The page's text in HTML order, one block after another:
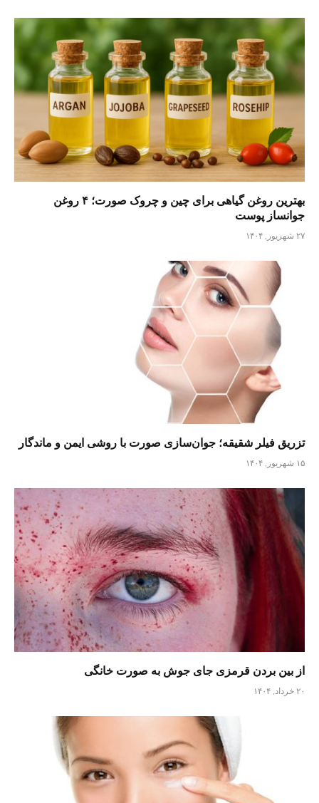
بهترین روغن گیاهی برای چین و چروک صورت؛ ۴ روغن
جوانساز پوست
۲۷ شهریور, ۱۴۰۴
تزریق فیلر شقیقه؛ جوان‌سازی صورت با روشی ایمن و ماندگار
۱۵ شهریور, ۱۴۰۴
از بین بردن قرمزی جای جوش به صورت خانگی
۲۰ خرداد, ۱۴۰۴